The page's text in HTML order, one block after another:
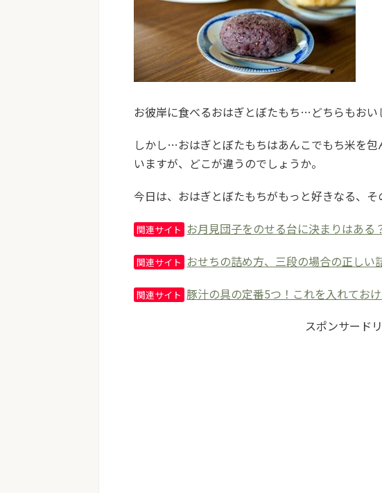
お彼岸に食べるおはぎとぼたもち…どちらもおい
しかし…おはぎとぼたもちはあんこでもち米を
いますが、どこが違うのでしょうか。
今日は、おはぎとぼたもちがもっと好きなる、そ
関連サイト お月見団子をのせる台に決まりはある
関連サイト おせちの詰め方、三段の場合の正しい
関連サイト 豚汁の具の定番5つ！これを入れてお
スポンサード